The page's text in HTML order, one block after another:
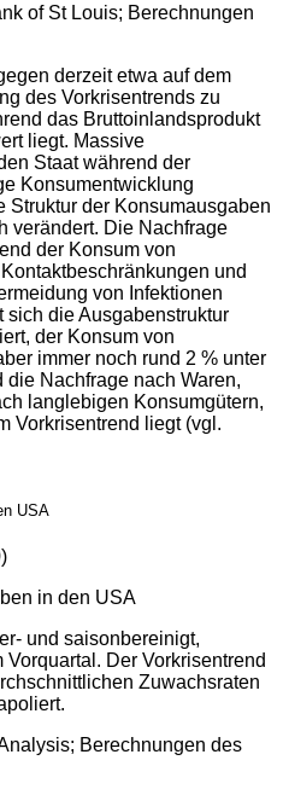
of St Louis; Berechnungen
derzeit etwa auf dem
des Vorkrisentrends zu
das Bruttoinlandsprodukt
liegt. Massive
Staat während der
Konsumentwicklung
Struktur der Konsumausgaben
verändert. Die Nachfrage
der Konsum von
und
von Infektionen
die Ausgabenstruktur
der Konsum von
immer noch rund 2 % unter
Nachfrage nach Waren,
langlebigen Konsumgütern,
Vorkrisentrend liegt (vgl.
USA
und saisonbereinigt,
Der Vorkrisentrend
Zuwachsraten
Berechnungen des